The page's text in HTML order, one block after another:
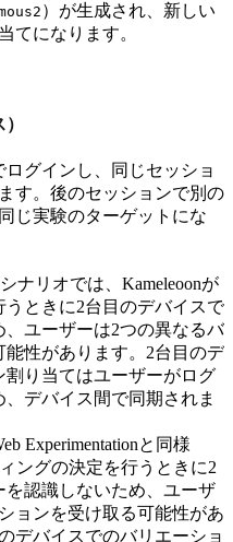
）が生成され、新しい
てになります。
グインし、同じセッショ
す。後のセッションで別の
じ実験のターゲットにな
ナリオでは、Kameleoonが
ときに2台目のデバイスで
ユーザーは2つの異なるバ
性があります。2台目のデ
り当てはユーザーがログ
デバイス間で同期されま
Experimentationと同様
ングの決定を行うときに2
認識しないため、ユーザ
ョンを受け取る可能性があ
デバイスでのバリエーショ